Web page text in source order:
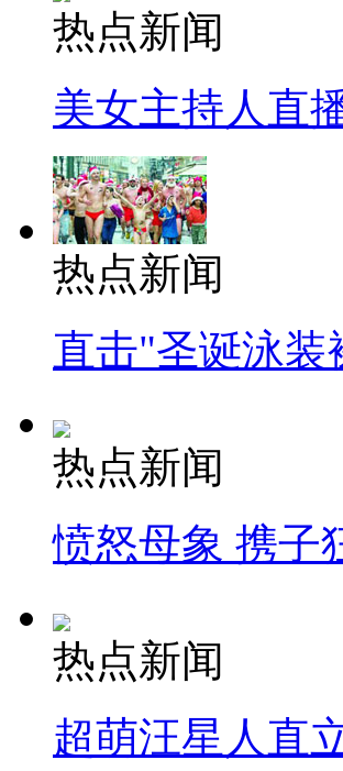
热点新闻
美女主持人直
热点新闻
直击"圣诞泳装
热点新闻
愤怒母象 携子
热点新闻
超萌汪星人直